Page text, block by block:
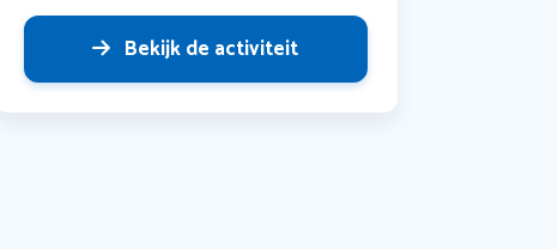
Bekijk de activiteit